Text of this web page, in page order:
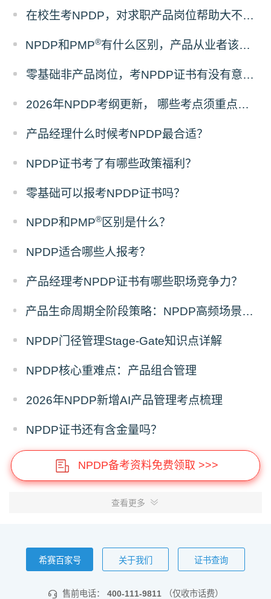
在校生考NPDP，对求职产品岗位帮助大不大？
NPDP和PMP®有什么区别，产品从业者该怎么选证？
零基础非产品岗位，考NPDP证书有没有意义？
2026年NPDP考纲更新， 哪些考点须重点掌握？
产品经理什么时候考NPDP最合适？
NPDP证书考了有哪些政策福利？
零基础可以报考NPDP证书吗？
NPDP和PMP®区别是什么？
NPDP适合哪些人报考？
产品经理考NPDP证书有哪些职场竞争力？
产品生命周期全阶段策略：NPDP高频场景题答题模板
NPDP门径管理Stage-Gate知识点详解
NPDP核心重难点：产品组合管理
2026年NPDP新增AI产品管理考点梳理
NPDP证书还有含金量吗？
NPDP备考资料免费领取 >>>
查看更多
希赛百家号 关于我们 证书查询
售前电话： 400-111-9811 （仅收市话费）